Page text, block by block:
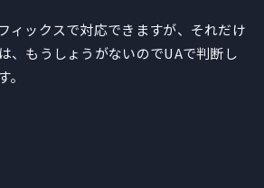
ィックスで対応できますが、それだけ
、もうしょうがないのでUAで判断し